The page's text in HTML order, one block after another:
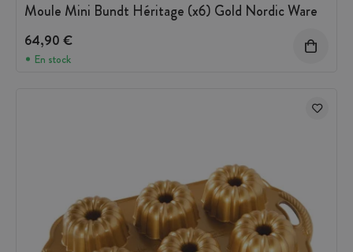
Moule Mini Bundt Héritage (x6) Gold Nordic Ware
64,90 €
En stock